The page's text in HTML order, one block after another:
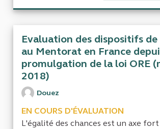
Evaluation des dispositifs
au Mentorat en France
promulgation de la loi ORE
2018)
Douez
EN COURS D'ÉVALUATION
L'égalité des chances est un axe